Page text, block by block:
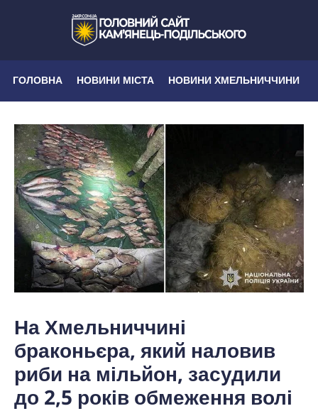
ГОЛОВНА НОВИНИ МІСТА НОВИНИ ХМЕЛЬНИЧЧИНИ
На Хмельниччині
браконьєра, який наловив
риби на мільйон, засудили
до 2,5 років обмеження волі